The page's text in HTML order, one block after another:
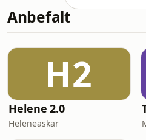
&aring; f&aring; mest
episode!Hva er det
p&aring;? Press
episoden:130 - IPS: Er
Anbefalt
H2
Helene 2.0
Heleneaskar